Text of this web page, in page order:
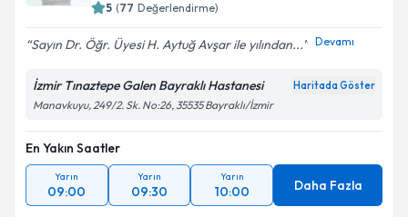
Metni 'ni okudum ve kişisel verilerimin belirtilen
kapsamda işlenmesini kabul ediyorum.
Takvim Talebini Gönder
5 (77 Değerlendirme)
Sayın Dr. Öğr. Üyesi H. Aytuğ Avşar ile yılından... Devamı
İzmir Tınaztepe Galen Bayraklı Hastanesi Haritada Göster
Manavkuyu, 249/2. Sk. No:26, 35535 Bayraklı/İzmir
En Yakın Saatler
Yarın
09:00
Yarın
09:30
Yarın
10:00 Daha Fazla